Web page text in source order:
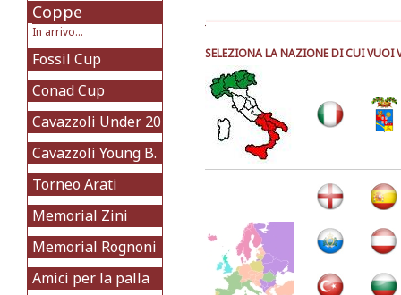
Coppe
In arrivo...
Fossil Cup
Conad Cup
Cavazzoli Under 20
Cavazzoli Young B.
Torneo Arati
Memorial Zini
Memorial Rognoni
Amici per la palla
SELEZIONA LA NAZIONE DI CUI VUOI